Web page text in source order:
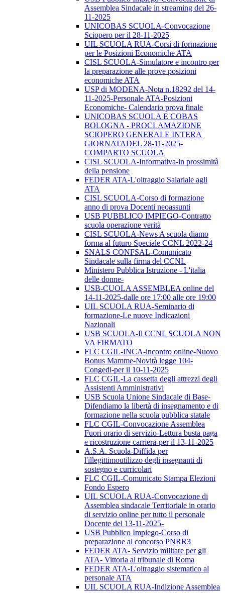
Assemblea Sindacale in streaming del 26-
11-2025
UNICOBAS SCUOLA-Convocazione
Sciopero per il 28-11-2025
UIL SCUOLA RUA-Corsi di formazione
per le Posizioni Economiche ATA
CISL SCUOLA-Simulatore e incontro per
la preparazione alle prove posizioni
economiche ATA
USP di MODENA-Nota n.18292 del 14-
11-2025-Personale ATA-Posizioni
Economiche- Calendario prova finale
UNICOBAS SCUOLA E COBAS
BOLOGNA - PROCLAMAZIONE
SCIOPERO GENERALE INTERA
GIORNATADEL 28-11-2025-
COMPARTO SCUOLA
CISL SCUOLA-Informativa-in prossimità
della pensione
FEDER ATA-L'oltraggio Salariale agli
ATA
CISL SCUOLA-Corso di formazione
anno di prova Docenti neoassunti
USB PUBBLICO IMPIEGO-Contratto
scuola operazione verità
CISL SCUOLA-News A scuola diamo
forma al futuro Speciale CCNL 2022-24
SNALS CONFSAL-Comunicato
Sindacale sulla firma del CCNL
Ministero Pubblica Istruzione - L'italia
delle donne-
USB-CUOLA ASSEMBLEA online del
14-11-2025-dalle ore 17:00 alle ore 19:00
UIL SCUOLA RUA-Seminario di
formazione-Le nuove Indicazioni
Nazionali
USB SCUOLA-Il CCNL SCUOLA NON
VA FIRMATO
FLC CGIL-INCA-incontro online-Nuovo
Bonus Mamme-Novità legge 104-
Congedi-per il 10-11-2025
FLC CGIL-La cassetta degli attrezzi degli
Assistenti Amministrativi
USB Scuola Unione Sindacale di Base-
Difendiamo la libertà di insegnamento e di
formazione nella scuola pubblica statale
FLC CGIL-Convocazione Assemblea
Fuori orario di servizio-Lettura busta paga
e ricostruzione carriera-per il 13-11-2025
A.S.A. Scuola-Diffida per
l'illegittimoutilizzo degli insegnanti di
sostegno e curricolari
FLC CGIL-Comunicato Stampa Elezioni
Fondo Espero
UIL SCUOLA RUA-Convocazione di
Assemblea sindacale Territoriale in orario
di servizio online per tutto il personale
Docente del 13-11-2025-
USB Pubblico Impiego-Corso di
preparazione al concorso PNRR3
FEDER ATA- Servizio militare per gli
ATA- Vittoria al tribunale di Roma
FEDER ATA-L'oltraggio sistematico al
personale ATA
UIL SCUOLA RUA-Indizione Assemblea